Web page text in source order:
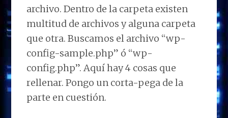
archivo. Dentro de la carpeta existen
multitud de archivos y alguna carpeta
que otra. Buscamos el archivo “wp-
config-sample.php” ó “wp-
config.php”. Aquí hay 4 cosas que
rellenar. Pongo un corta-pega de la
parte en cuestión.